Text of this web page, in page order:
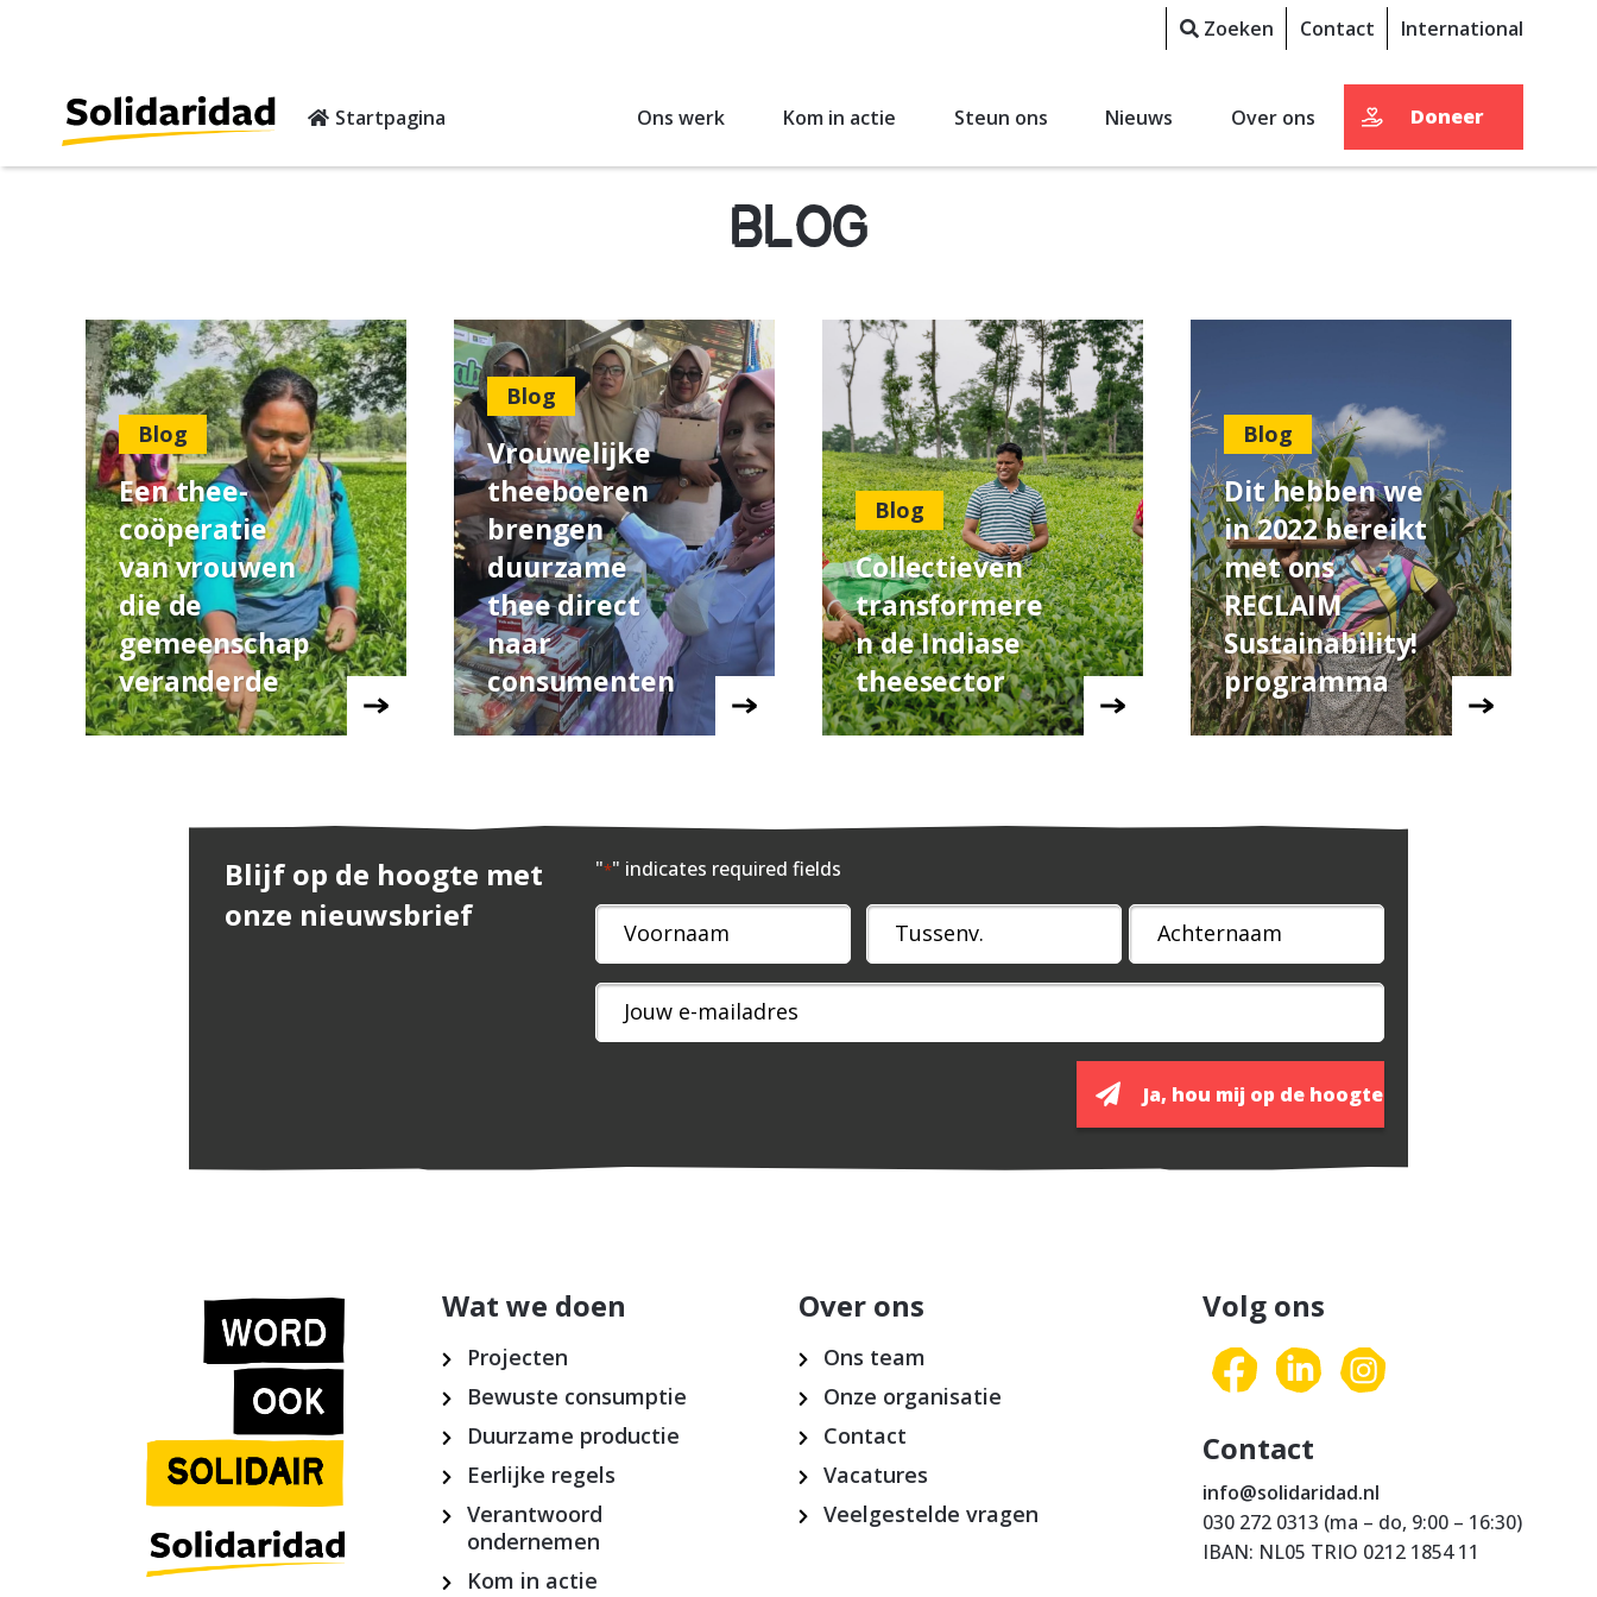
Zoeken Contact International
Startpagina Ons werk Kom in actie Steun ons Nieuws Over ons Doneer
BLOG
Blog
Een thee-
coöperatie
van vrouwen
die de
gemeenschap
veranderde
Blog
Vrouwelijke
theeboeren
brengen
duurzame
thee direct
naar
consumenten
Blog
Collectieven
transformere
n de Indiase
theesector
Blog
Dit hebben we
in 2022 bereikt
met ons
RECLAIM
Sustainability!
programma
Blijf op de hoogte met
onze nieuwsbrief
"*" indicates required fields
Naam
*
Wat we doen
Projecten
Bewuste consumptie
Duurzame productie
Eerlijke regels
Verantwoord
ondernemen
Kom in actie
Over ons
Ons team
Onze organisatie
Contact
Vacatures
Veelgestelde vragen
Volg ons
Contact
info@solidaridad.nl
030 272 0313 (ma – do, 9:00 – 16:30)
IBAN: NL05 TRIO 0212 1854 11